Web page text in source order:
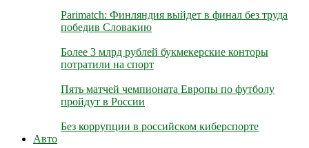
Parimatch: Финляндия выйдет в финал без труда
победив Словакию
Более 3 млрд рублей букмекерские конторы
потратили на спорт
Пять матчей чемпионата Европы по футболу
пройдут в России
Без коррупции в российском киберспорте
Авто